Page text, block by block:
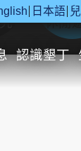
日本語
認識墾丁
休閒